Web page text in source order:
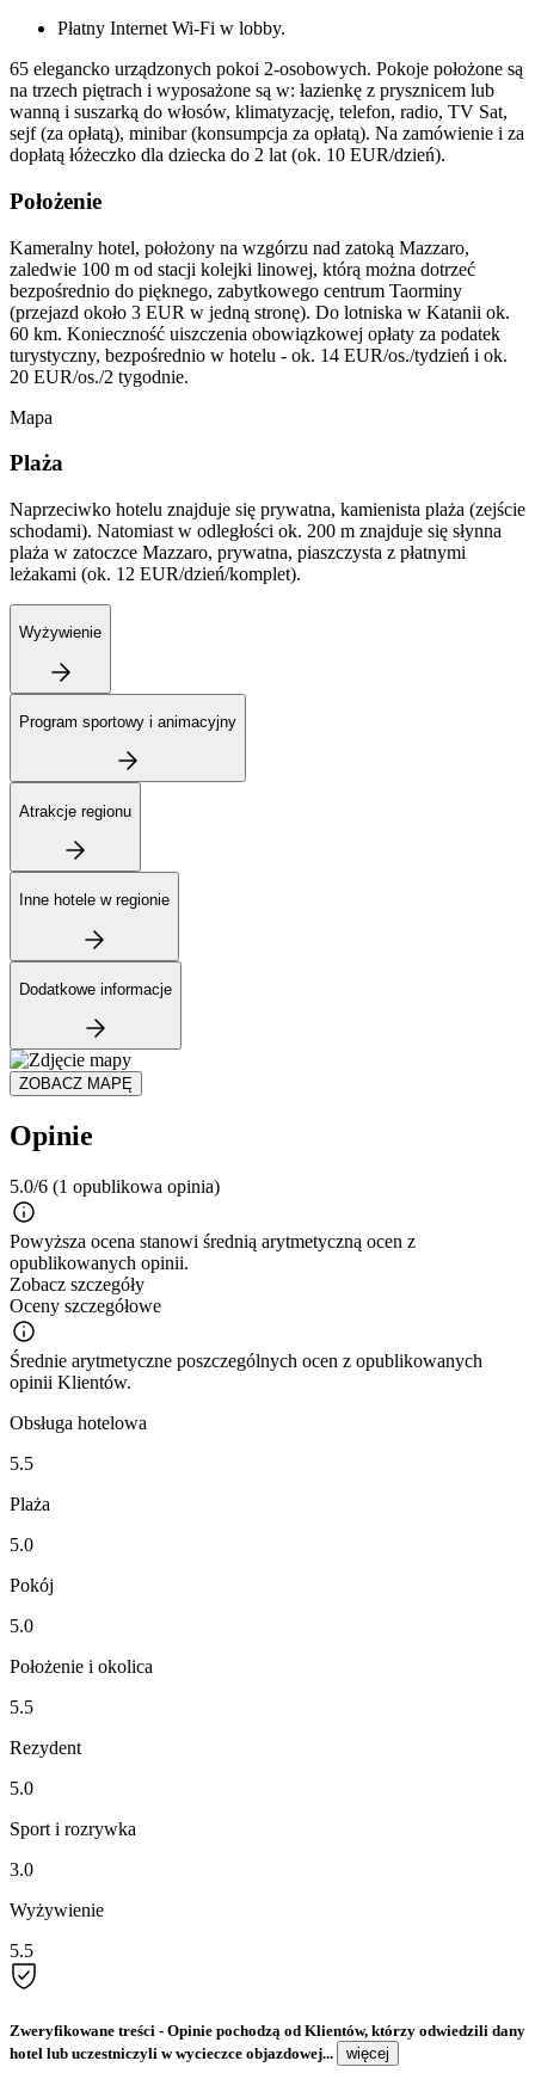
Płatny Internet Wi-Fi w lobby.
65 elegancko urządzonych pokoi 2-osobowych. Pokoje położone są
na trzech piętrach i wyposażone są w: łazienkę z prysznicem lub
wanną i suszarką do włosów, klimatyzację, telefon, radio, TV Sat,
sejf (za opłatą), minibar (konsumpcja za opłatą). Na zamówienie i za
dopłatą łóżeczko dla dziecka do 2 lat (ok. 10 EUR/dzień).
Położenie
Kameralny hotel, położony na wzgórzu nad zatoką Mazzaro,
zaledwie 100 m od stacji kolejki linowej, którą można dotrzeć
bezpośrednio do pięknego, zabytkowego centrum Taorminy
(przejazd około 3 EUR w jedną stronę). Do lotniska w Katanii ok.
60 km. Konieczność uiszczenia obowiązkowej opłaty za podatek
turystyczny, bezpośrednio w hotelu - ok. 14 EUR/os./tydzień i ok.
20 EUR/os./2 tygodnie.
Mapa
Plaża
Naprzeciwko hotelu znajduje się prywatna, kamienista plaża (zejście
schodami). Natomiast w odległości ok. 200 m znajduje się słynna
plaża w zatoczce Mazzaro, prywatna, piaszczysta z płatnymi
leżakami (ok. 12 EUR/dzień/komplet).
Wyżywienie
Program sportowy i animacyjny
Atrakcje regionu
Inne hotele w regionie
Dodatkowe informacje
ZOBACZ MAPĘ
Opinie
5.0/6 (1 opublikowa opinia)
Powyższa ocena stanowi średnią arytmetyczną ocen z
opublikowanych opinii.
Zobacz szczegóły
Oceny szczegółowe
Średnie arytmetyczne poszczególnych ocen z opublikowanych
opinii Klientów.
Obsługa hotelowa
5.5
Plaża
5.0
Pokój
5.0
Położenie i okolica
5.5
Rezydent
5.0
Sport i rozrywka
3.0
Wyżywienie
5.5
Zweryfikowane treści - Opinie pochodzą od Klientów, którzy odwiedzili dany
hotel lub uczestniczyli w wycieczce objazdowej...
więcej